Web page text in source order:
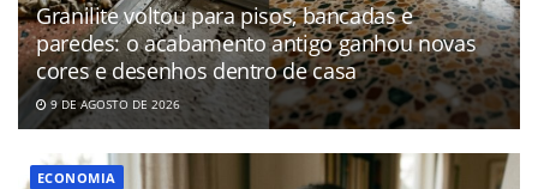
Granilite voltou para pisos, bancadas e
paredes: o acabamento antigo ganhou novas
cores e desenhos dentro de casa
9 DE AGOSTO DE 2026
ECONOMIA